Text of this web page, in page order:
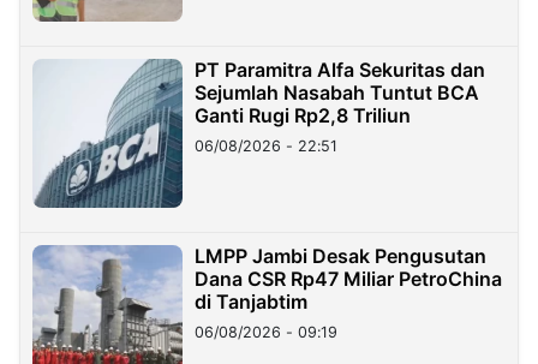
PT Paramitra Alfa Sekuritas dan
Sejumlah Nasabah Tuntut BCA
Ganti Rugi Rp2,8 Triliun
06/08/2026 - 22:51
LMPP Jambi Desak Pengusutan
Dana CSR Rp47 Miliar PetroChina
di Tanjabtim
06/08/2026 - 09:19